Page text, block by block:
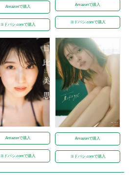
Amazonで購入
ヨドバシ.comで購入
Amazonで購入
ヨドバシ.comで購入
Amazonで購入
ヨドバシ.comで購入
Amazonで購入
ヨドバシ.comで購入